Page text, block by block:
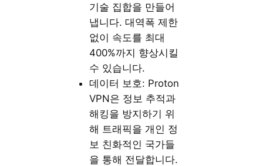
기술 집합을 만들어
냅니다. 대역폭 제한
없이 속도를 최대
400%까지 향상시킬
수 있습니다.
데이터 보호: Proton
VPN은 정보 추적과
해킹을 방지하기 위
해 트래픽을 개인 정
보 친화적인 국가들
을 통해 전달합니다.